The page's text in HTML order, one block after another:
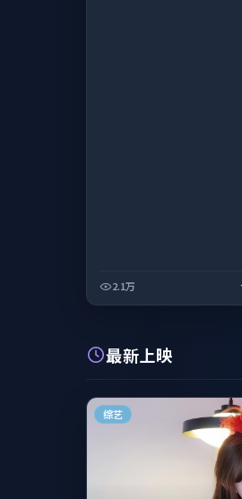
2.1万
最新上映
综艺